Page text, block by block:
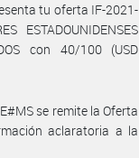
tu oferta IF-2021-
ESTADOUNIDENSES
con 40/100 (USD
se remite la Oferta
aclaratoria a la